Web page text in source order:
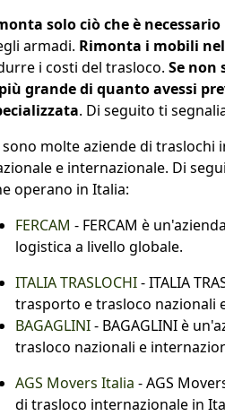
solo ciò che è necessario
armadi. Rimonta i mobili
i costi del trasloco. Se non
grande di quanto avessi
. Di seguito ti
sono molte aziende di
e internazionale. Di
operano in Italia:
FERCAM - FERCAM è
logistica a livello globale.
ITALIA TRASLOCHI- ITALIA
trasporto e trasloco nazionali
BAGAGLINI- BAGAGLINI è
trasloco nazionali e
AGS Movers Italia - AGS
di trasloco internazionale in